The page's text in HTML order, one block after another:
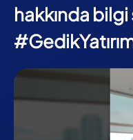
hakkında bilgi